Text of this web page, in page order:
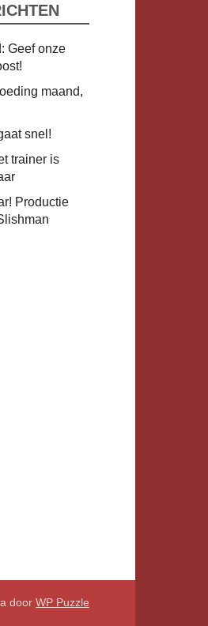
Geef onze
maand,
snel!
trainer is
Productie
door WP Puzzle